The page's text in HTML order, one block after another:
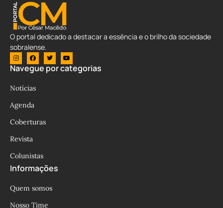
O portal dedicado a destacar a essência e o brilho da sociedade
sobralense.
Navegue por categorias
Notícias
Agenda
Coberturas
Revista
Colunistas
Informações
Quem somos
Nosso Time